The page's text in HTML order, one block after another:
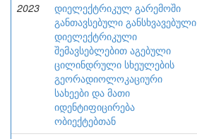
2023
დიელექტრიკულ გარემოში
განთავსებული განსხვავებული
დიელექტრიკული
შემავსებლებით აგებული
ცილინდრული სხეულების
გეორადიოლოკაციური
სახეები და მათი
იდენტიფიცირება
ობიექტებთან